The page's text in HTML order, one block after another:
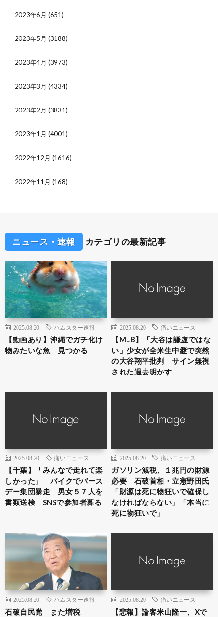
2023年6月 (651)
2023年5月 (3188)
2023年4月 (3973)
2023年3月 (4334)
2023年2月 (3831)
2023年1月 (4001)
2022年12月 (1616)
2022年11月 (168)
ニュース・速報 カテゴリの最新記事
2025.08.20 ハムスター速報
【動画あり】沖縄でガチ化け
物みたいな魚 見つかる
2025.08.20 痛いニュース
【MLB】「大谷は謙虚ではな
い」少女が全米生中継で突然
の大谷翔平批判 サイン無視
された過去明かす
2025.08.20 痛いニュース
【千葉】「みんなで走れて楽
しかった」 バイクでバース
デー集団暴走 男女５７人を
書類送検 SNSで参加者募る
2025.08.20 痛いニュース
ガソリン減税、１兆円の財源
必要 石破首相・立憲野田氏
「財源は死に物狂いで確保し
なければならない」「本当に
死に物狂いで」
2025.08.20 ハムスター速報
石破自民党 また増税
2025.08.20 痛いニュース
【悲報】論客米山隆一、Xで